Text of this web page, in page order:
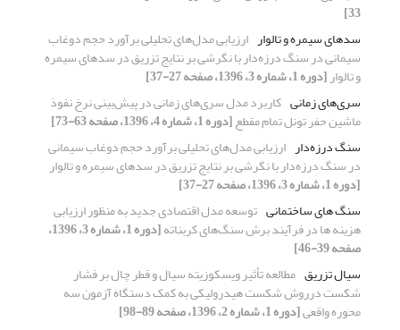
33]
سدهای سیمره و تالوار ارزیابی مدل‌های تحلیلی برآورد حجم دوغاب
سیمانی در سنگ درزه‌دار با نگرشی بر نتایج تزریق در سدهای سیمره
و تالوار[دوره 1، شماره 3، 1396، صفحه 27-37]
سری‌های زمانی کاربرد مدل سری‌های زمانی در پیش‌بینی نرخ نفوذ
ماشین حفر تونل تمام مقطع[دوره 1، شماره 4، 1396، صفحه 63-73]
سنگ درزه‌دار ارزیابی مدل‌های تحلیلی برآورد حجم دوغاب سیمانی
در سنگ درزه‌دار با نگرشی بر نتایج تزریق در سدهای سیمره و تالوار
[دوره 1، شماره 3، 1396، صفحه 27-37]
سنگ های ساختمانی توسعه مدل اقتصادی جدید به منظور ارزیابی
هزینه ها در فرآیند برش سنگ‌های کربناته [دوره 1، شماره 3، 1396،
صفحه 39-46]
سیال تزریق مطالعه تأثیر ویسکوزیته سیال و قطر چال بر فشار
شکست درروش شکست هیدرولیکی به کمک دستگاه آزمون سه
محوره واقعی[دوره 1، شماره 2، 1396، صفحه 89-98]